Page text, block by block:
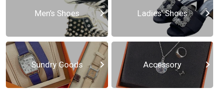
Men’s Shoes Ladies’ Shoes
Sundry Goods Accessory